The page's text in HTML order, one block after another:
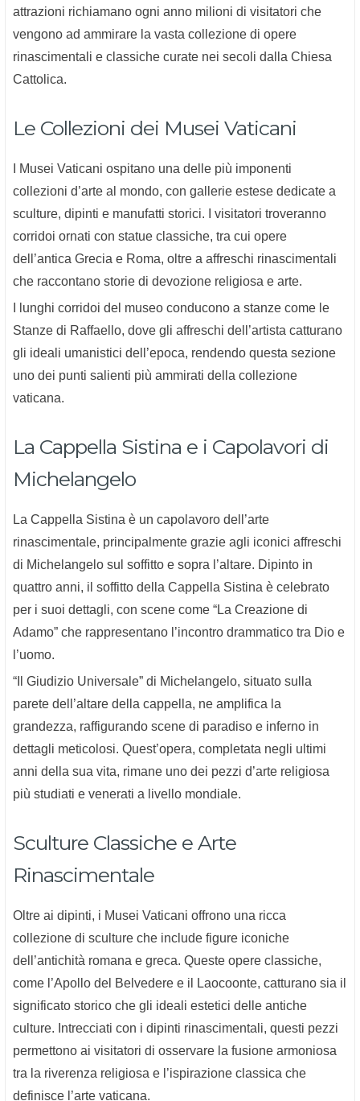
attrazioni richiamano ogni anno milioni di visitatori che
vengono ad ammirare la vasta collezione di opere
rinascimentali e classiche curate nei secoli dalla Chiesa
Cattolica.
Le Collezioni dei Musei Vaticani
I Musei Vaticani ospitano una delle più imponenti
collezioni d’arte al mondo, con gallerie estese dedicate a
sculture, dipinti e manufatti storici. I visitatori troveranno
corridoi ornati con statue classiche, tra cui opere
dell’antica Grecia e Roma, oltre a affreschi rinascimentali
che raccontano storie di devozione religiosa e arte.
I lunghi corridoi del museo conducono a stanze come le
Stanze di Raffaello, dove gli affreschi dell’artista catturano
gli ideali umanistici dell’epoca, rendendo questa sezione
uno dei punti salienti più ammirati della collezione
vaticana.
La Cappella Sistina e i Capolavori di
Michelangelo
La Cappella Sistina è un capolavoro dell’arte
rinascimentale, principalmente grazie agli iconici affreschi
di Michelangelo sul soffitto e sopra l’altare. Dipinto in
quattro anni, il soffitto della Cappella Sistina è celebrato
per i suoi dettagli, con scene come “La Creazione di
Adamo” che rappresentano l’incontro drammatico tra Dio e
l’uomo.
“Il Giudizio Universale” di Michelangelo, situato sulla
parete dell’altare della cappella, ne amplifica la
grandezza, raffigurando scene di paradiso e inferno in
dettagli meticolosi. Quest’opera, completata negli ultimi
anni della sua vita, rimane uno dei pezzi d’arte religiosa
più studiati e venerati a livello mondiale.
Sculture Classiche e Arte
Rinascimentale
Oltre ai dipinti, i Musei Vaticani offrono una ricca
collezione di sculture che include figure iconiche
dell’antichità romana e greca. Queste opere classiche,
come l’Apollo del Belvedere e il Laocoonte, catturano sia il
significato storico che gli ideali estetici delle antiche
culture. Intrecciati con i dipinti rinascimentali, questi pezzi
permettono ai visitatori di osservare la fusione armoniosa
tra la riverenza religiosa e l’ispirazione classica che
definisce l’arte vaticana.